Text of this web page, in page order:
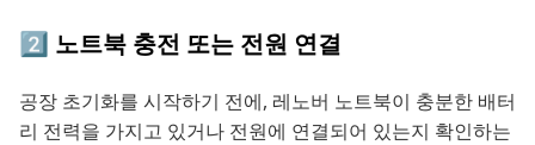
2️⃣ 노트북 충전 또는 전원 연결
공장 초기화를 시작하기 전에, 레노버 노트북이 충분한 배터
리 전력을 가지고 있거나 전원에 연결되어 있는지 확인하는